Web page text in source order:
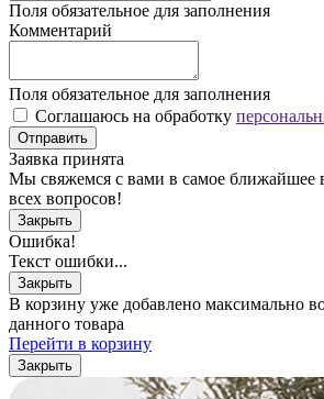
Поля обязательное для заполнения
Комментарий
Поля обязательное для заполнения
Соглашаюсь на обработку
Отправить
Заявка принята
Мы свяжемся с вами в самое ближайшее
всех вопросов!
Закрыть
Ошибка!
Текст ошибки...
Закрыть
В корзину уже добавлено максимально
данного товара
Перейти в корзину
Закрыть